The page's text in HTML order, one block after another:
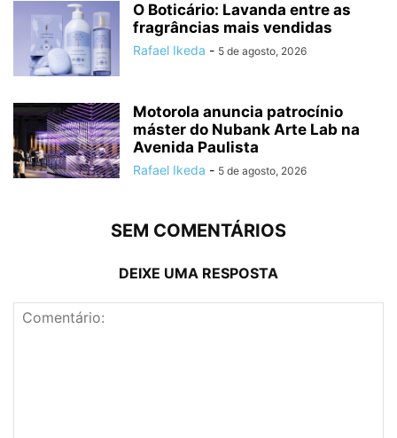
O Boticário: Lavanda entre as
fragrâncias mais vendidas
Rafael Ikeda - 5 de agosto, 2026
Motorola anuncia patrocínio
máster do Nubank Arte Lab na
Avenida Paulista
Rafael Ikeda - 5 de agosto, 2026
SEM COMENTÁRIOS
DEIXE UMA RESPOSTA